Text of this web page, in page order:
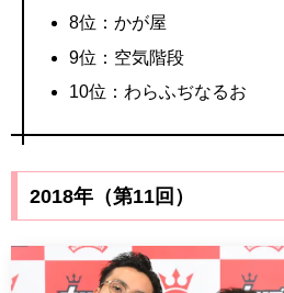
8位：かが屋
9位：空気階段
10位：わらふぢなるお
2018年（第11回）